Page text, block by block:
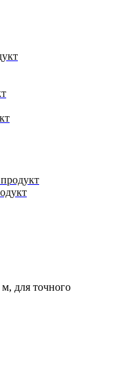
м, для точного